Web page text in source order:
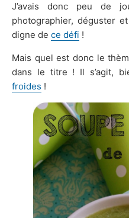
J’avais donc peu de
photographier, déguster
digne de ce défi !
Mais quel est donc le
dans le titre ! Il s’agit,
froides !